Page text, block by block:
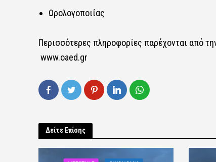
Ωρολογοποιίας​​
Περισσότερες πληροφορίες παρέχονται από
www.oaed.gr
Δείτε Επίσης